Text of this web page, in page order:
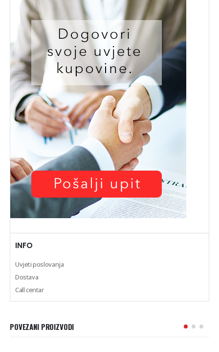
INFO
Uvjeti poslovanja
Dostava
Call centar
POVEZANI PROIZVODI